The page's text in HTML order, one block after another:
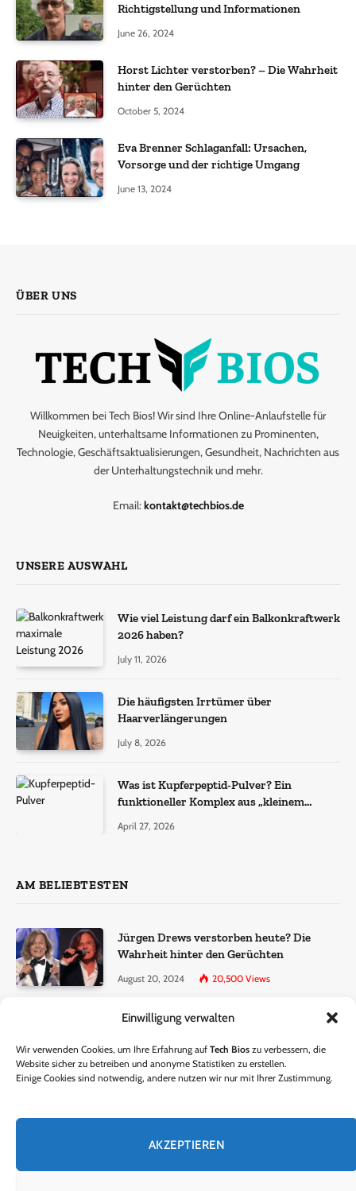
Einwilligung verwalten
Wir verwenden Cookies, um Ihre Erfahrung auf Tech Bios zu verbessern, die
Website sicher zu betreiben und anonyme Statistiken zu erstellen.
Einige Cookies sind notwendig, andere nutzen wir nur mit Ihrer Zustimmung.
AKZEPTIEREN
Richtigstellung und Informationen
June 26, 2024
Horst Lichter verstorben? – Die Wahrheit
hinter den Gerüchten
October 5, 2024
Eva Brenner Schlaganfall: Ursachen,
Vorsorge und der richtige Umgang
June 13, 2024
ÜBER UNS
Willkommen bei Tech Bios! Wir sind Ihre Online-Anlaufstelle für
Neuigkeiten, unterhaltsame Informationen zu Prominenten,
Technologie, Geschäftsaktualisierungen, Gesundheit, Nachrichten aus
der Unterhaltungstechnik und mehr.
Email:kontakt@techbios.de
UNSERE AUSWAHL
Wie viel Leistung darf ein Balkonkraftwerk
2026 haben?
July 11, 2026
Die häufigsten Irrtümer über
Haarverlängerungen
July 8, 2026
Was ist Kupferpeptid-Pulver? Ein
funktioneller Komplex aus „kleinem
April 27, 2026
AM BELIEBTESTEN
Jürgen Drews verstorben heute? Die
Wahrheit hinter den Gerüchten
August 20, 2024 20,500 Views
Ralf Dammasch Traueranzeige:
June 26, 2024 13,286Views
hinter den Gerüchten
October 5, 2024 9,301